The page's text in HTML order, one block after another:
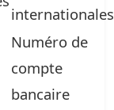
internationales
Numéro de
compte
bancaire